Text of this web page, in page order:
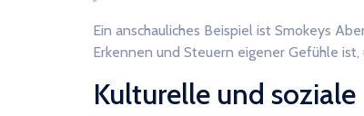
Ein anschauliches Beispiel ist Smokeys
Erkennen und Steuern eigener Gefühle
Kulturelle und